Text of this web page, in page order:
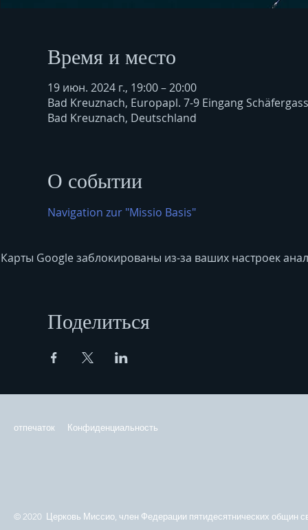
Время и место
19 июн. 2024 г., 19:00 – 20:00
Bad Kreuznach, Europapl. 7-9 Eingang
Bad Kreuznach, Deutschland
О событии
Navigation zur "Missio Basis"
Карты Google заблокированы из-за ваших настроек
Поделиться
отпечаток Конфиденциальность
© 2020 Церковь Миссио, член Федерации пятидесятнических общин